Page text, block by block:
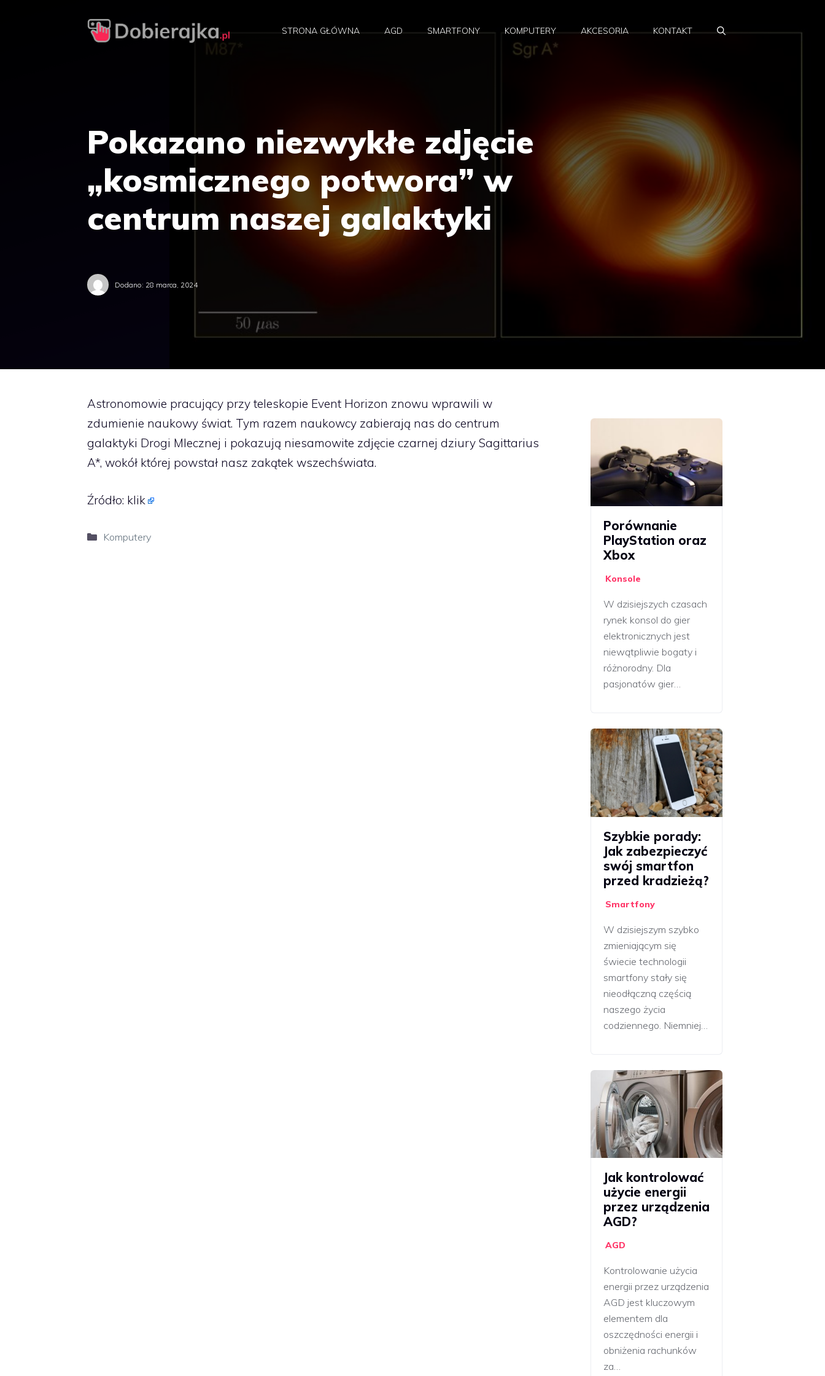
STRONA GŁÓWNA AGD SMARTFONY KOMPUTERY AKCESORIA KONTAKT
Pokazano niezwykłe zdjęcie
„kosmicznego potwora” w
centrum naszej galaktyki
Dodano: 28 marca, 2024
Astronomowie pracujący przy teleskopie Event Horizon znowu wprawili w
zdumienie naukowy świat. Tym razem naukowcy zabierają nas do centrum
galaktyki Drogi Mlecznej i pokazują niesamowite zdjęcie czarnej dziury Sagittarius
A*, wokół której powstał nasz zakątek wszechświata.
Źródło: klik
Kategorie
Komputery
Porównanie
PlayStation oraz
Xbox
Konsole
W dzisiejszych czasach
rynek konsol do gier
elektronicznych jest
niewątpliwie bogaty i
różnorodny. Dla
pasjonatów gier…
Szybkie porady:
Jak zabezpieczyć
swój smartfon
przed kradzieżą?
Smartfony
W dzisiejszym szybko
zmieniającym się
świecie technologii
smartfony stały się
nieodłączną częścią
naszego życia
codziennego. Niemniej…
Jak kontrolować
użycie energii
przez urządzenia
AGD?
AGD
Kontrolowanie użycia
energii przez urządzenia
AGD jest kluczowym
elementem dla
oszczędności energii i
obniżenia rachunków
za…